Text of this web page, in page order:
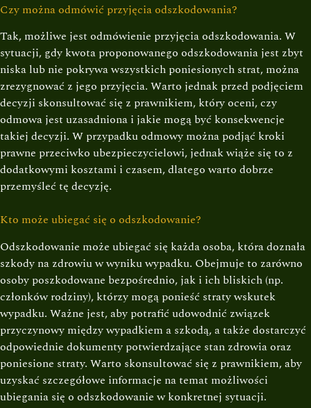
Czy można odmówić przyjęcia odszkodowania?
Tak, możliwe jest odmówienie przyjęcia odszkodowania. W
sytuacji, gdy kwota proponowanego odszkodowania jest zbyt
niska lub nie pokrywa wszystkich poniesionych strat, można
zrezygnować z jego przyjęcia. Warto jednak przed podjęciem
decyzji skonsultować się z prawnikiem, który oceni, czy
odmowa jest uzasadniona i jakie mogą być konsekwencje
takiej decyzji. W przypadku odmowy można podjąć kroki
prawne przeciwko ubezpieczycielowi, jednak wiąże się to z
dodatkowymi kosztami i czasem, dlatego warto dobrze
przemyśleć tę decyzję.
Kto może ubiegać się o odszkodowanie?
Odszkodowanie może ubiegać się każda osoba, która doznała
szkody na zdrowiu w wyniku wypadku. Obejmuje to zarówno
osoby poszkodowane bezpośrednio, jak i ich bliskich (np.
członków rodziny), którzy mogą ponieść straty wskutek
wypadku. Ważne jest, aby potrafić udowodnić związek
przyczynowy między wypadkiem a szkodą, a także dostarczyć
odpowiednie dokumenty potwierdzające stan zdrowia oraz
poniesione straty. Warto skonsultować się z prawnikiem, aby
uzyskać szczegółowe informacje na temat możliwości
ubiegania się o odszkodowanie w konkretnej sytuacji.